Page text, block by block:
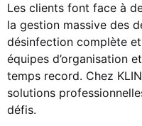
Les clients font face à
la gestion massive des
désinfection complète
équipes d’organisation
temps record. Chez
solutions
défis.